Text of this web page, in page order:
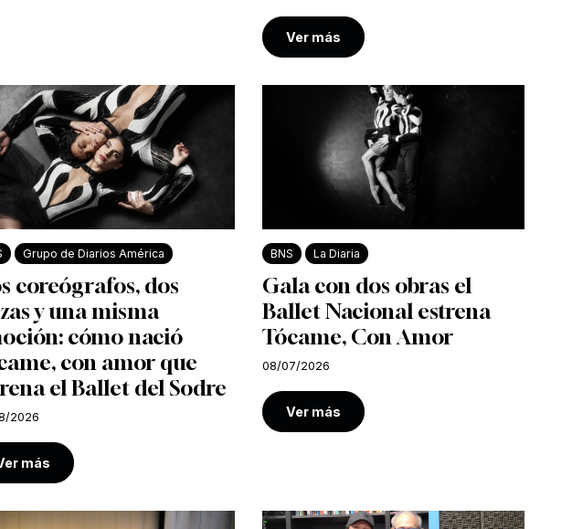
Ver más
Grupo de Diarios América
coreógrafos, dos
y una misma
cómo nació
con amor que
el Ballet del Sodre
2026
más
BNS La Diaria
Gala con dos obras el
Ballet Nacional estrena
Tócame, Con Amor
08/07/2026
Ver más